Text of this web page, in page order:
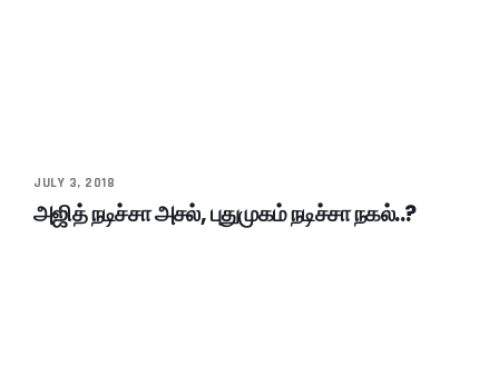
JULY 3, 2018
அஜித் நடிச்சா அசல், புதுமுகம் நடிச்சா நகல்..?